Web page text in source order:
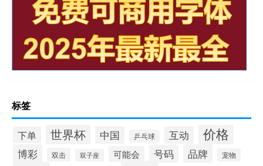
标签
下单 世界杯 中国 乒乓球 互动 价格
博彩 双击 双子座 可能会 号码 品牌 宠物